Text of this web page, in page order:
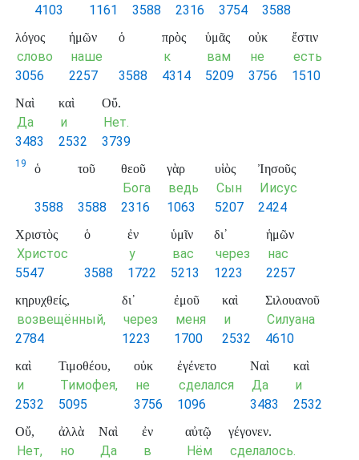
4103 1161 3588 2316 3754 3588
λόγος
слово
3056
ἡμῶν
наше
2257
ὁ
3588
πρὸς
к
4314
ὑμᾶς
вам
5209
οὐκ
не
3756
ἔστιν
есть
1510
Ναὶ
Да
3483
καὶ
и
2532
Οὔ.
Нет.
3739
19 ὁ
3588
τοῦ
3588
θεοῦ
Бога
2316
γὰρ
ведь
1063
υἱὸς
Сын
5207
Ἰησοῦς
Иисус
2424
Χριστὸς
Христос
5547
ὁ
3588
ἐν
у
1722
ὑμῖν
вас
5213
δι᾽
через
1223
ἡμῶν
нас
2257
κηρυχθείς,
возвещённый,
2784
δι᾽
через
1223
ἐμοῦ
меня
1700
καὶ
и
2532
Σιλουανοῦ
Силуана
4610
καὶ
и
2532
Τιμοθέου,
Тимофея,
5095
οὐκ
не
3756
ἐγένετο
сделался
1096
Ναὶ
Да
3483
καὶ
и
2532
Οὔ,
Нет,
ἀλλὰ
но
Ναὶ
Да
ἐν
в
αὐτῷ
Нём
γέγονεν.
сделалось.